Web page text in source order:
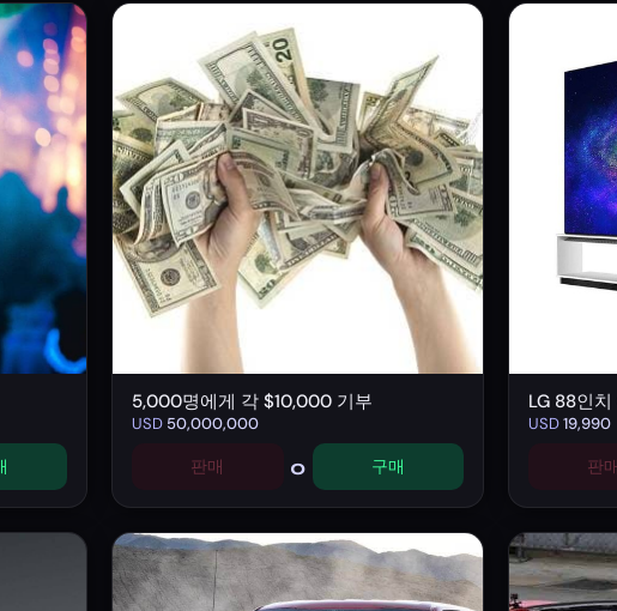
5,000명에게 각 $10,000 기부
USD 50,000,000
판매 0 구매
LG 88인
USD19,990
판매